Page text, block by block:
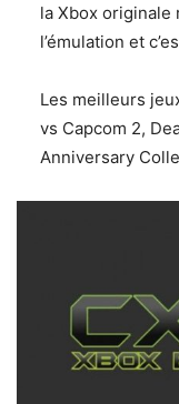
la Xbox originale
l’émulation et
Les meilleurs
vs Capcom 2,
Anniversary